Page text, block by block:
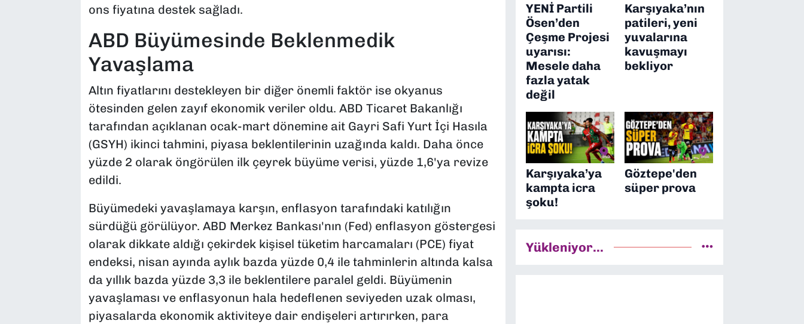
ons fiyatına destek sağladı.
ABD Büyümesinde Beklenmedik
Yavaşlama
Altın fiyatlarını destekleyen bir diğer önemli faktör ise okyanus
ötesinden gelen zayıf ekonomik veriler oldu. ABD Ticaret Bakanlığı
tarafından açıklanan ocak-mart dönemine ait Gayri Safi Yurt İçi Hasıla
(GSYH) ikinci tahmini, piyasa beklentilerinin uzağında kaldı. Daha önce
yüzde 2 olarak öngörülen ilk çeyrek büyüme verisi, yüzde 1,6'ya revize
edildi.
Büyümedeki yavaşlamaya karşın, enflasyon tarafındaki katılığın
sürdüğü görülüyor. ABD Merkez Bankası'nın (Fed) enflasyon göstergesi
olarak dikkate aldığı çekirdek kişisel tüketim harcamaları (PCE) fiyat
endeksi, nisan ayında aylık bazda yüzde 0,4 ile tahminlerin altında kalsa
da yıllık bazda yüzde 3,3 ile beklentilere paralel geldi. Büyümenin
yavaşlaması ve enflasyonun hala hedeflenen seviyeden uzak olması,
piyasalarda ekonomik aktiviteye dair endişeleri artırırken, para
YENİ Partili
Ösen’den
Çeşme Projesi
uyarısı:
Mesele daha
fazla yatak
değil
Karşıyaka’nın
patileri, yeni
yuvalarına
kavuşmayı
bekliyor
Karşıyaka’ya
kampta icra
şoku!
Göztepe'den
süper prova
Yükleniyor...